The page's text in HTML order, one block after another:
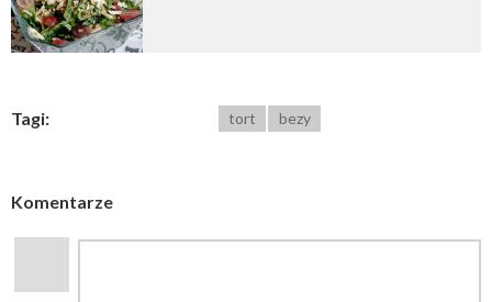
Tagi: tort bezy
Komentarze